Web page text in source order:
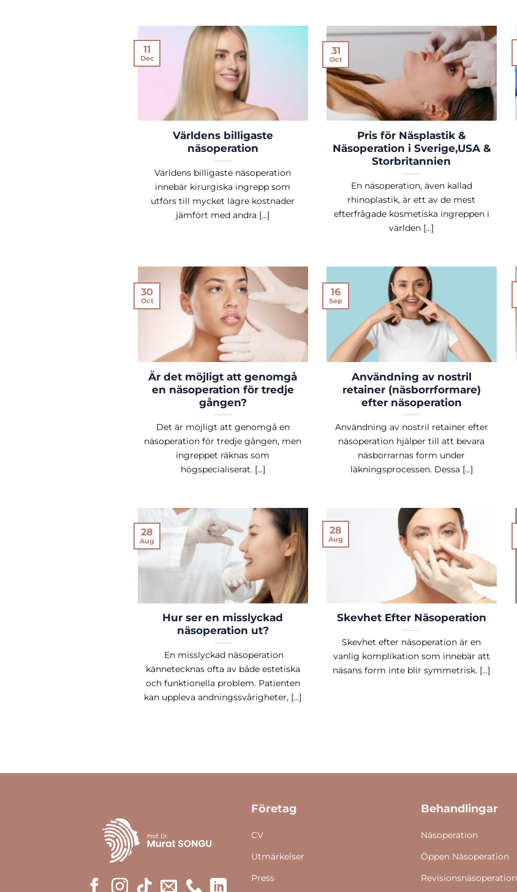
Världens billigaste
näsoperation
Världens billigaste näsoperation
innebär kirurgiska ingrepp som
utförs till mycket lägre kostnader
jämfört med andra [...]
11
Dec
Pris för Näsplastik &
Näsoperation i Sverige,USA &
Storbritannien
En näsoperation, även kallad
rhinoplastik, är ett av de mest
efterfrågade kosmetiska ingreppen i
världen [...]
31
Oct
Är det möjligt att genomgå
en näsoperation för tredje
gången?
Det är möjligt att genomgå en
näsoperation för tredje gången, men
ingreppet räknas som
högspecialiserat. [...]
30
Oct
Användning av nostril
retainer (näsborrformare)
efter näsoperation
Användning av nostril retainer efter
näsoperation hjälper till att bevara
näsborrarnas form under
läkningsprocessen. Dessa [...]
16
Sep
Hur ser en misslyckad
näsoperation ut?
En misslyckad näsoperation
kännetecknas ofta av både estetiska
och funktionella problem. Patienten
kan uppleva andningssvårigheter, [...]
28
Aug
Skevhet Efter Näsoperation
Skevhet efter näsoperation är en
vanlig komplikation som innebär att
näsans form inte blir symmetrisk. [...]
28
Aug
Företag
CV
Utmärkelser
Press
Behandlingar
Näsoperation
Öppen Näsoperation
Revisionsnäsoperation